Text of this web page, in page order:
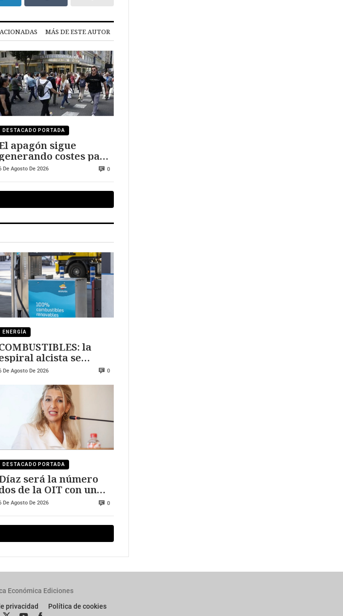
MÁS DE ESTE AUTOR
DESTACADO PORTADA
apagón sigue
generando costes para
Eléctrica de
De Agosto De 2026 0
ENERGÍA
la
alcista se
De Agosto De 2026 0
DESTACADO PORTADA
será la número
de la OIT con un
cercano a los
De Agosto De 2026 0
Económica Ediciones
privacidad Política de cookies